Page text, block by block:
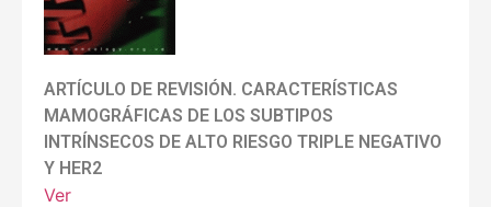
ARTÍCULO DE REVISIÓN. CARACTERÍSTICAS
MAMOGRÁFICAS DE LOS SUBTIPOS
INTRÍNSECOS DE ALTO RIESGO TRIPLE NEGATIVO
Y HER2
Ver